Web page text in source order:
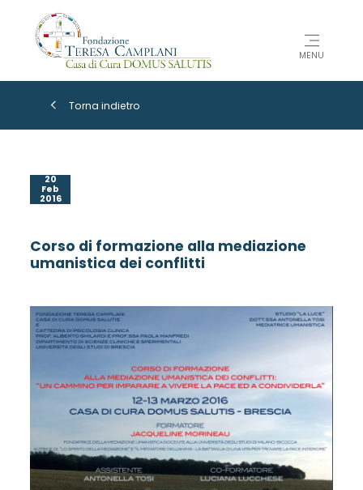
MENU
Torna indietro
20
Feb
2016
Corso di formazione alla mediazione
umanistica dei conflitti